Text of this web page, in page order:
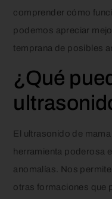
comprender cómo
podemos apreciar
temprana de posibles
¿Qué
El ultrasonido de
herramienta poderosa
anomalías. Nos
otras formaciones que